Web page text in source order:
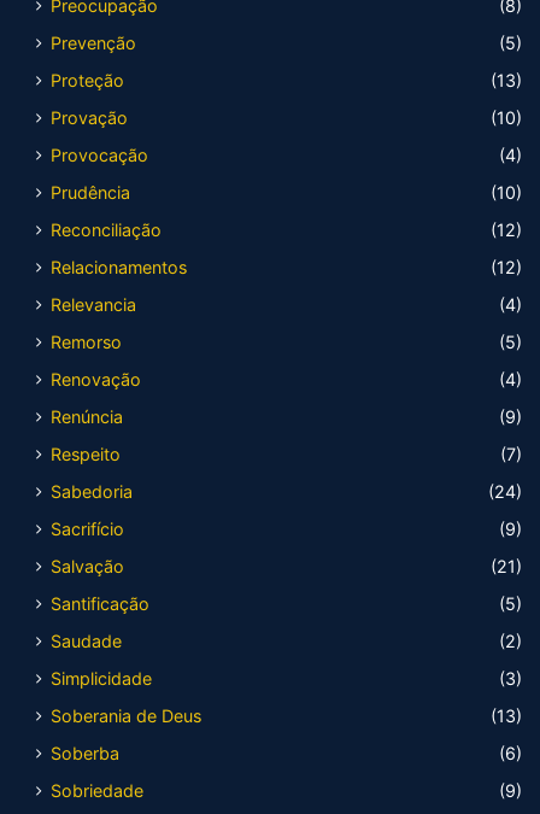
Preocupação
(8)
Prevenção
(5)
Proteção
(13)
Provação
(10)
Provocação
(4)
Prudência
(10)
Reconciliação
(12)
Relacionamentos
(12)
Relevancia
(4)
Remorso
(5)
Renovação
(4)
Renúncia
(9)
Respeito
(7)
Sabedoria
(24)
Sacrifício
(9)
Salvação
(21)
Santificação
(5)
Saudade
(2)
Simplicidade
(3)
Soberania de Deus
(13)
Soberba
(6)
Sobriedade
(9)